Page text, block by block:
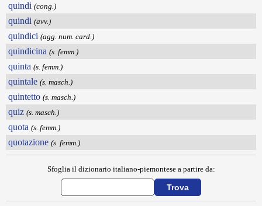
quindi (cong.)
quindi (avv.)
quindici (agg. num. card.)
quindicina (s. femm.)
quinta (s. femm.)
quintale (s. masch.)
quintetto (s. masch.)
quiz (s. masch.)
quota (s. femm.)
quotazione (s. femm.)
Sfoglia il dizionario italiano-piemontese a partire da: